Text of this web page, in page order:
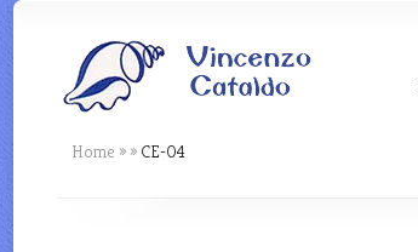
Home » » CE-04